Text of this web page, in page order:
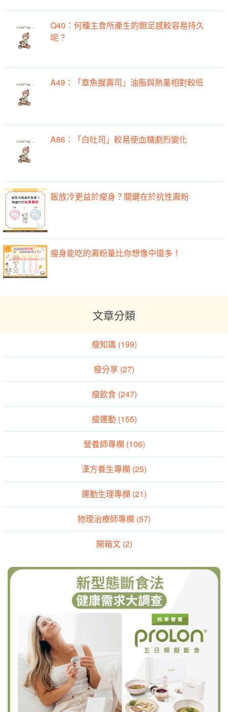
Q40：何種主食所產生的飽足感較容易持久
呢？
A49：「章魚握壽司」油脂與熱量相對較低
A86：「白吐司」較易使血糖劇烈變化
飯放冷更益於瘦身？關鍵在於抗性澱粉
瘦身能吃的澱粉量比你想像中還多！
文章分類
瘦知識 (199)
瘦分享 (27)
瘦飲食 (247)
瘦運動 (155)
營養師專欄 (106)
漢方養生專欄 (25)
運動生理專欄 (21)
物理治療師專欄 (57)
開箱文 (2)